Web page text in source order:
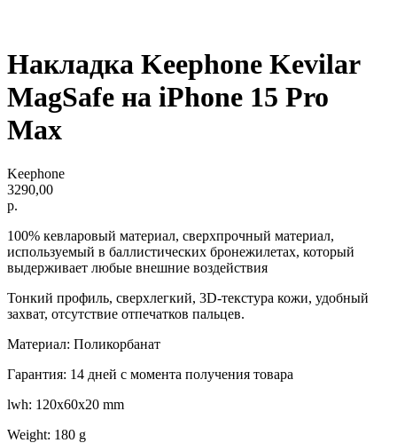
Накладка Keephone Kevilar
MagSafe на iPhone 15 Pro
Max
Keephone
3290,00
р.
100% кевларовый материал, сверхпрочный материал,
используемый в баллистических бронежилетах, который
выдерживает любые внешние воздействия
Тонкий профиль, сверхлегкий, 3D-текстура кожи, удобный
захват, отсутствие отпечатков пальцев.
Материал: Поликорбанат
Гарантия: 14 дней с момента получения товара
lwh: 120x60x20 mm
Weight: 180 g